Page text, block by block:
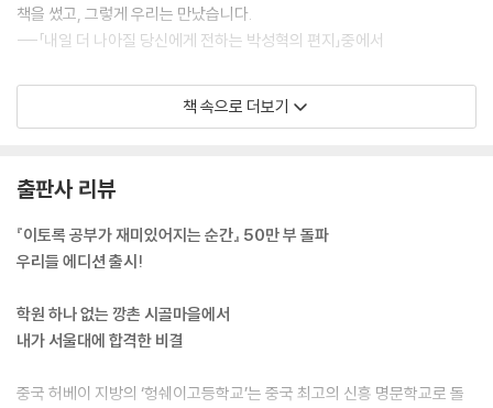
마음을 키우는 순간, 공부는 재미있어진다
_라이벌은 공부할 마음을 빨아먹는 뱀파이어다
_60초 안에 불행해지는 방법
Beyond Story 내가 노량진 수산시장에서 배운 것
07 마법 같은 집중을 만드는 키워드 ‘지금, 여기’
_온전한 마음으로 공부하는 법
_두 번째 화살은 맞지 마라
Beyond Story 점괘의 비결
책을 썼고, 그렇게 우리는 만났습니다.
---「내일 더 나아질 당신에게 전하는 박성혁의 편지」중에서
공부……. 하라고는 하는데 저에게는 그저 뜬구름 잡는 소리 같고, 멀게만
느껴지더라고요. 도대체 왜 해야 하는지, 무슨 의미가 있는지도 잘 모르겠
사람마냥 왠지 모를 불안감이 떨쳐지지 않았어요. 내 할 일로부터 도망쳐
숨어 다니는 사람만의 주눅이라고나 할까요. 스스로에게 떳떳하지 못하니
어깨 활짝 펴지 못하고 움츠러들어 있었던 거죠. 멍하니 살았습니다. 무덤
일이든 대강대강, 얼렁뚱땅. 마치 내일이 없는 하루살이처럼 무턱대고 아
무렇게나. 활기차게 인생을 준비해야 할 ‘봄 같은 시기’에 제 인생은 녹슬어
---「열다섯 살, 나는 딱 유치원생 수준이었다」중에서
책 속으로 더보기
출판사 리뷰
『이토록 공부가 재미있어지는 순간』 50만 부 돌파
우리들 에디션 출시!
학원 하나 없는 깡촌 시골마을에서
내가 서울대에 합격한 비결
중국 허베이 지방의 ‘헝쉐이고등학교’는 중국 최고의 신흥 명문학교로 돌